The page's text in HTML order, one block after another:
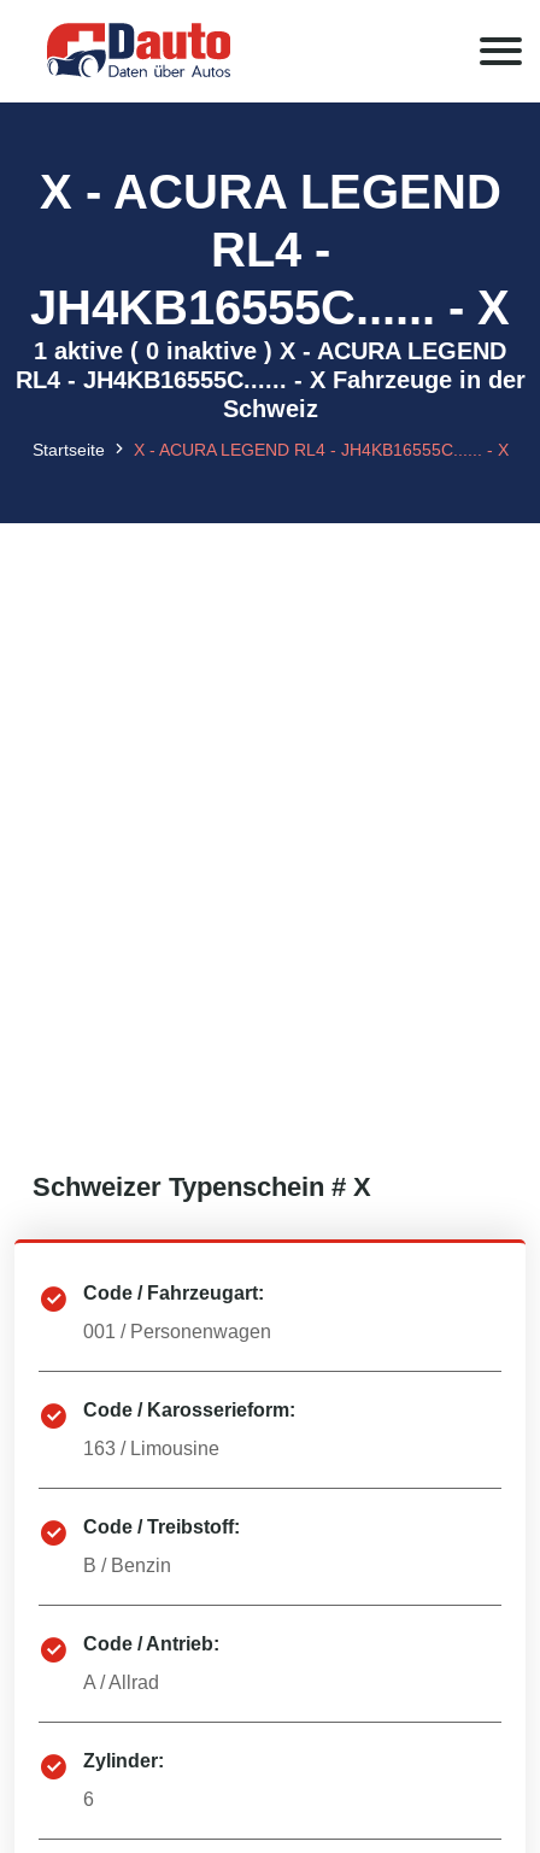
X - ACURA LEGEND
RL4 -
JH4KB16555C...... - X
1 aktive ( 0 inaktive ) X - ACURA LEGEND
RL4 - JH4KB16555C...... - X Fahrzeuge in der
Schweiz
Startseite X - ACURA LEGEND RL4 - JH4KB16555C...... - X
Schweizer Typenschein # X
Code / Fahrzeugart:
001 / Personenwagen
Code / Karosserieform:
163 / Limousine
Code / Treibstoff:
B / Benzin
Code / Antrieb:
A /Allrad
Zylinder:
6